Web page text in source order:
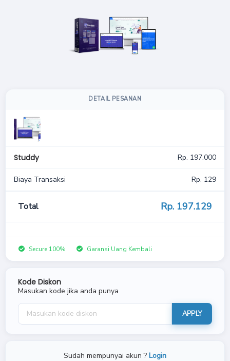
DETAIL PESANAN
Studdy Rp. 197.000
Biaya Transaksi Rp. 129
Total Rp. 197.129
Secure 100% Garansi Uang Kembali
Kode Diskon
Masukan kode jika anda punya
APPLY
Sudah mempunyai akun ? Login